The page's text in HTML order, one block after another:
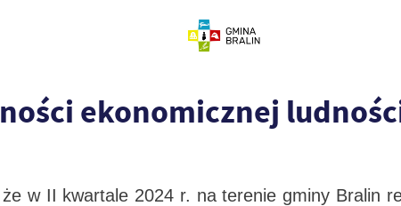
ekonomicznej
w II kwartale 2024 r. na terenie gminy Bralin